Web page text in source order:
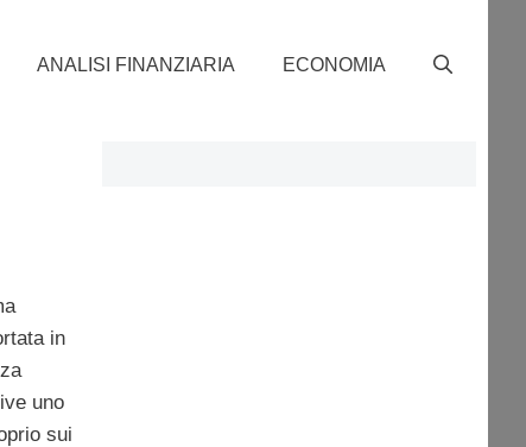
ANALISI FINANZIARIA ECONOMIA
in
uno
sui